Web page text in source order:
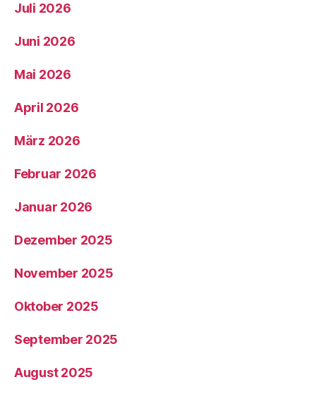
Juli 2026
Juni 2026
Mai 2026
April 2026
März 2026
Februar 2026
Januar 2026
Dezember 2025
November 2025
Oktober 2025
September 2025
August 2025